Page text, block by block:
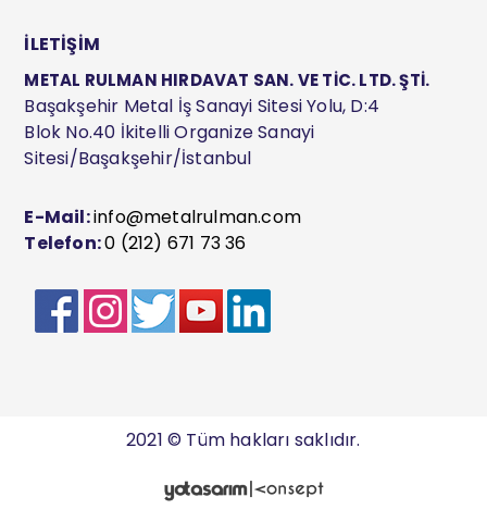
İLETİŞİM
METAL RULMAN HIRDAVAT SAN. VE TİC. LTD. ŞTİ.
Başakşehir Metal İş Sanayi Sitesi Yolu, D:4
Blok No.40 İkitelli Organize Sanayi
Sitesi/Başakşehir/İstanbul
E-Mail:info@metalrulman.com
Telefon:0 (212) 671 73 36
2021 © Tüm hakları saklıdır.